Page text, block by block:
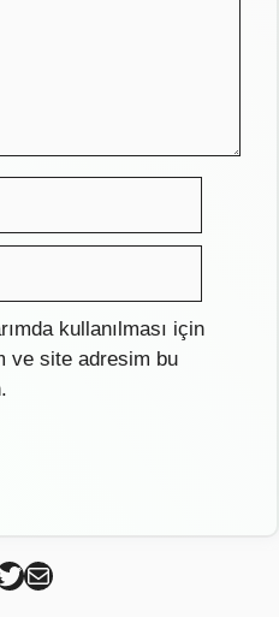
kullanılması için
ve site adresim bu
Linkedin
Kütahya Twitter
Can Kütahya Mail